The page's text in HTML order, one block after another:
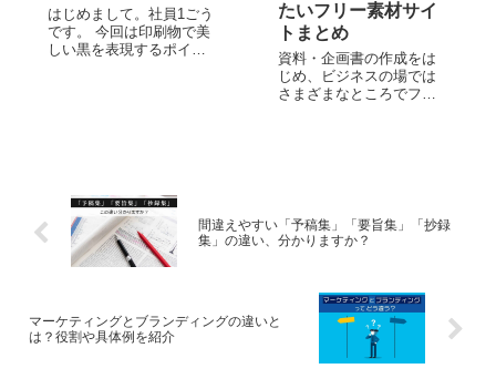
はじめまして。社員1ごう
です。 今回は印刷物で美
しい黒を表現するポイン
たいフリー素材サイ
トまとめ
資料・企画書の作成をは
じめ、ビジネスの場では
さまざまなところでフリ
という人もいるのではな
いでしょうか。 特...
間違えやすい「予稿集」「要旨集」「抄録
集」の違い、分かりますか？
マーケティングとブランディングの違いと
は？役割や具体例を紹介